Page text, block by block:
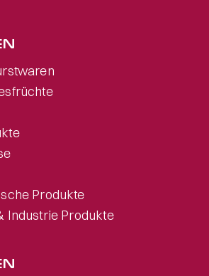
Produkte
Industrie Produkte